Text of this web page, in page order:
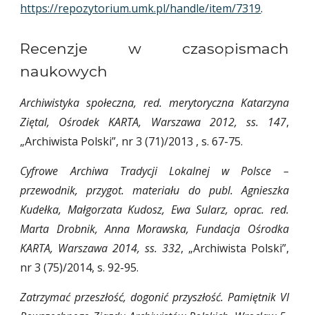
https://repozytorium.umk.pl/handle/item/7319.
Recenzje w czasopismach
naukowych
Archiwistyka społeczna, red. merytoryczna Katarzyna
Ziętal, Ośrodek KARTA, Warszawa 2012, ss. 147,
„Archiwista Polski”, nr 3 (71)/2013 , s. 67-75.
Cyfrowe Archiwa Tradycji Lokalnej w Polsce –
przewodnik, przygot. materiału do publ. Agnieszka
Kudełka, Małgorzata Kudosz, Ewa Sularz, oprac. red.
Marta Drobnik, Anna Morawska, Fundacja Ośrodka
KARTA, Warszawa 2014, ss. 332, „Archiwista Polski”,
nr 3 (75)/2014, s. 92-95.
Zatrzymać przeszłość, dogonić przyszłość. Pamiętnik VI